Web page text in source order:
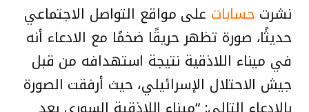
نشرت حسابات على مواقع التواصل الاجتماعي
حديثًا، صورة تظهر حريقًا ضخمًا مع الادعاء أنه
في ميناء اللاذقية نتيجة استهدافه من قبل
جيش الاحتلال الإسرائيلي، حيث أرفقت الصورة